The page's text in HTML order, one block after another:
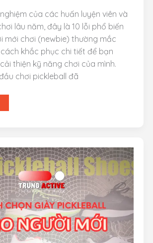
của các huấn luyện viên và
lâu năm, đây là 10 lỗi phổ biến
mới chơi (newbie) thường mắc
khắc phục chi tiết để bạn
thiện kỹ năng chơi của mình.
chơi pickleball đã